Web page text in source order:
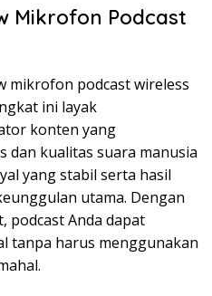
Mikrofon Podcast
mikrofon podcast wireless
ini layak
konten yang
dan kualitas suara manusia
yang stabil serta hasil
utama. Dengan
podcast Anda dapat
tanpa harus menggunakan